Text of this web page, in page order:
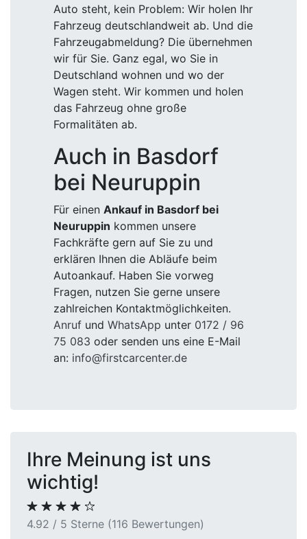
Auto steht, kein Problem: Wir holen Ihr
Fahrzeug deutschlandweit ab. Und die
Fahrzeugabmeldung? Die übernehmen
wir für Sie. Ganz egal, wo Sie in
Deutschland wohnen und wo der
Wagen steht. Wir kommen und holen
das Fahrzeug ohne große
Formalitäten ab.
Auch in Basdorf
bei Neuruppin
Für einen Ankauf in Basdorf bei
Neuruppin kommen unsere
Fachkräfte gern auf Sie zu und
erklären Ihnen die Abläufe beim
Autoankauf. Haben Sie vorweg
Fragen, nutzen Sie gerne unsere
zahlreichen Kontaktmöglichkeiten.
Anruf und WhatsApp unter 0172 / 96
75 083 oder senden uns eine E-Mail
an: info@firstcarcenter.de
Ihre Meinung ist uns
wichtig!
4.92 / 5 Sterne (116 Bewertungen)